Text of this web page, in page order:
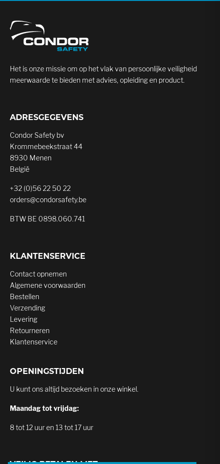
Het is onze missie om op het vlak van persoonlijke veiligheid
meerwaarde te bieden met advies, opleiding en product.
ADRESGEGEVENS
Condor Safety bv
Krommebeekstraat 44
8930 Menen
België
+32 (0)56 22 50 22
orders@condorsafety.be
BTW BE 0898.060.741
KLANTENSERVICE
Contact opnemen
Algemene voorwaarden
Bestellen
Verzending
Levering
Retourneren
Klantenservice
OPENINGSTIJDEN
U kunt ons altijd bezoeken in onze winkel.
Maandag tot vrijdag:
8 tot 12 uur en 13 tot 17 uur